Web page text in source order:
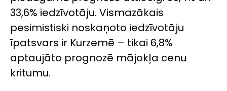
33,6% iedzīvotāju. Vismazākais
pesimistiski noskaņoto iedzīvotāju
īpatsvars ir Kurzemē – tikai 6,8%
aptaujāto prognozē mājokļa cenu
kritumu.